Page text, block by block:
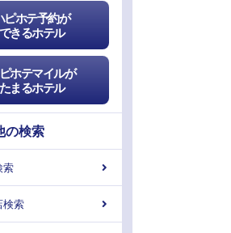
ピホテ予約が
できるホテル
ホテマイルが
たまるホテル
の検索
索
検索